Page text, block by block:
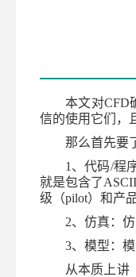
本文对CFD
信的使用它们，
那么首先要
1 、代码/程
就是包含了
级（pilot）和产
2、仿真：
3、模型：
从本质上讲